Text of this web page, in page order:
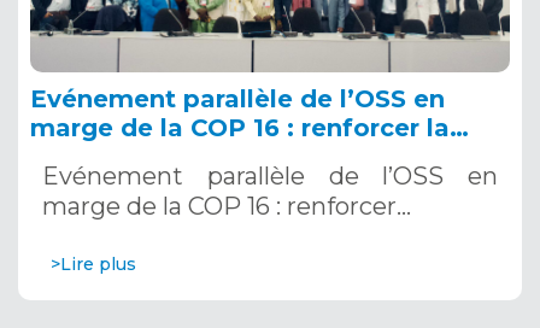
Evénement parallèle de l’OSS en
marge de la COP 16 : renforcer la
Systèmes d’Alerte Précoce
Multirisques. 12 décembre 2024
Evénement parallèle de l’OSS en
marge de la COP 16 : renforcer…
>Lire plus